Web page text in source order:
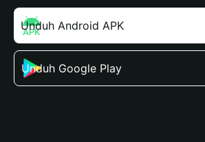
Unduh Android APK
Unduh Google Play